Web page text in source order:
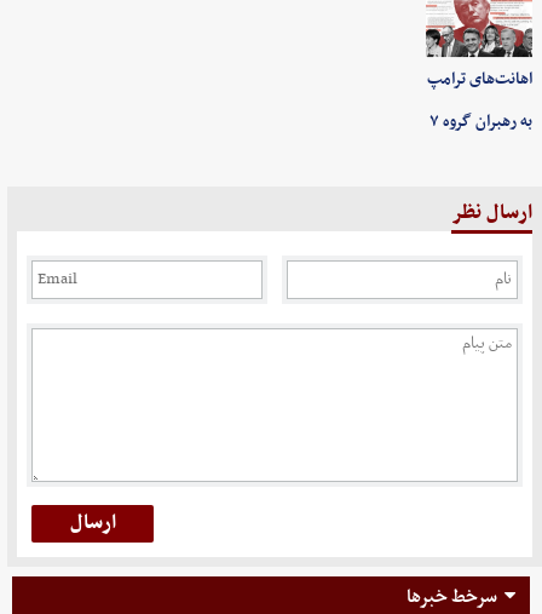
اهانت‌های ترامپ
به رهبران گروه ۷
ارسال نظر
سرخط خبرها